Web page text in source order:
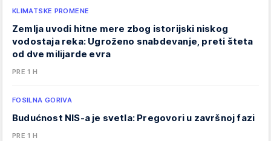
KLIMATSKE PROMENE
Zemlja uvodi hitne mere zbog istorijski niskog
vodostaja reka: Ugroženo snabdevanje, preti šteta
od dve milijarde evra
PRE 1 H
FOSILNA GORIVA
Budućnost NIS-a je svetla: Pregovori u završnoj fazi
PRE 1 H